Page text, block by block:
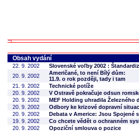
Obsah vydání
22. 9. 2002
Slovenské voľby 2002 :
20. 9. 2002
Američané, to není Bílý dům:
11.9. o rok později, tady i tam
21. 9. 2002
Technické potíže
20. 9. 2002
V Ostravě pokračuje odsun
20. 9. 2002
MEF Holding uhradila Železného
20. 9. 2002
Odbory ke krizové dopravní
20. 9. 2002
Debata v Americe: Jsou Spojené
19. 9. 2002
Co chcete vědět o ochranném
20. 9. 2002
Opoziční smlouva o pozice